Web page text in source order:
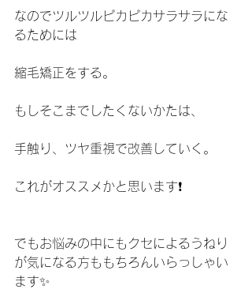
なのでツルツルピカピカサラサラにな
るためには
縮毛矯正をする。
もしそこまでしたくないかたは、
手触り、ツヤ重視で改善していく。
これがオススメかと思います❗️
でもお悩みの中にもクセによるうねり
が気になる方ももちろんいらっしゃい
ます✨